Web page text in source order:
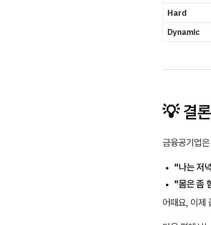
Hard
Dynamic
💡 결
금융공기업
"나는 저
"몸은 좀
어때요, 이제